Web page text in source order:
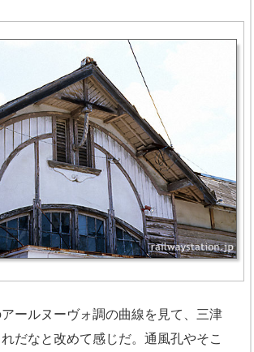
ールヌーヴォ調の曲線を見て、三津
だなと改めて感じだ。通風孔やそこ